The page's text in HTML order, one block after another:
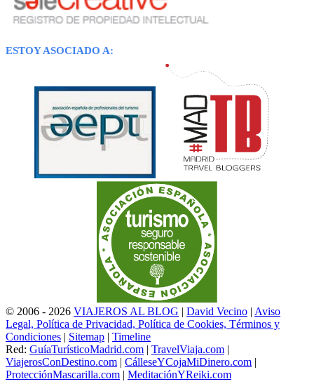
ESTOY ASOCIADO A:
© 2006 - 2026 VIAJEROS AL BLOG | David Vecino | Aviso
Legal, Política de Privacidad, Política de Cookies, Términos y
Condiciones | Sitemap | Timeline
Red: GuíaTurísticoMadrid.com | TravelViaja.com |
ViajerosConDestino.com | CálleseYCojaMiDinero.com |
ProtecciónMascarilla.com | MeditaciónYReiki.com